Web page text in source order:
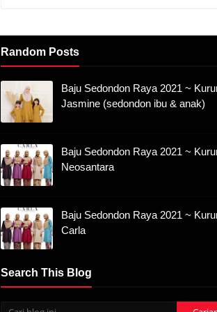
Random Posts
Baju Sedondon Raya 2021 ~
Jasmine (sedondon ibu & anak)
Baju Sedondon Raya 2021 ~
Neosantara
Baju Sedondon Raya 2021 ~
Carla
Search This Blog